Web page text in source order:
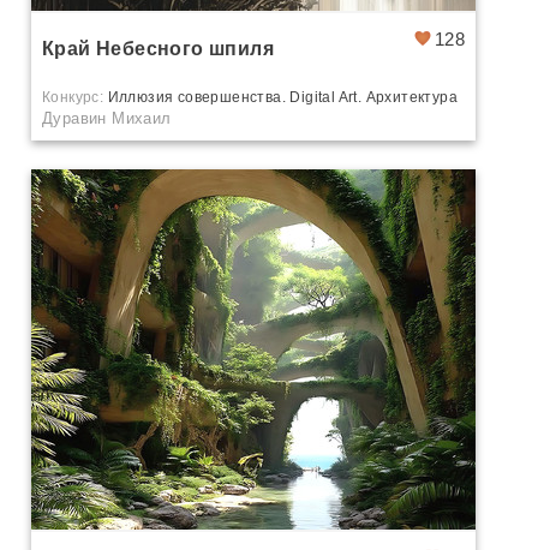
128
Край Небесного шпиля
Конкурс: Иллюзия совершенства. Digital Art. Архитектура
Дуравин Михаил